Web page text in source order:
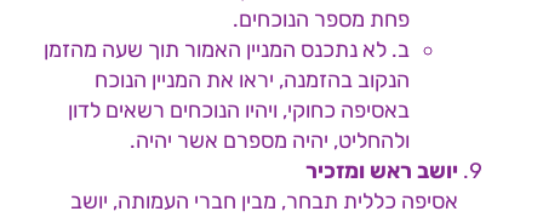
פחת מספר הנוכחים.
ב. לא נתכנס המניין האמור תוך שעה מהזמן
הנקוב בהזמנה, יראו את המניין הנוכח
באסיפה כחוקי, ויהיו הנוכחים רשאים לדון
ולהחליט, יהיה מספרם אשר יהיה.
יושב ראש ומזכיר
אסיפה כללית תבחר, מבין חברי העמותה, יושב